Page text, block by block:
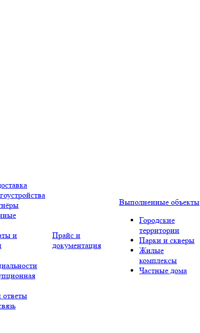
и
Прайс и
документация
Выполненные объекты
Городские
территории
Парки и скверы
Жилые
комплексы
Частные дома